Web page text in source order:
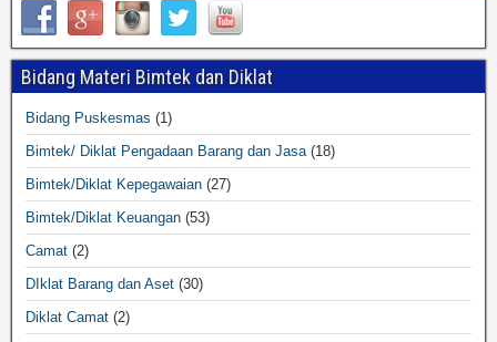
Bidang Materi Bimtek dan Diklat
Bidang Puskesmas (1)
Bimtek/ Diklat Pengadaan Barang dan Jasa (18)
Bimtek/Diklat Kepegawaian (27)
Bimtek/Diklat Keuangan (53)
Camat (2)
DIklat Barang dan Aset (30)
Diklat Camat (2)